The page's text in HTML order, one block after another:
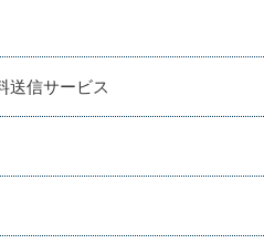
送信サービス